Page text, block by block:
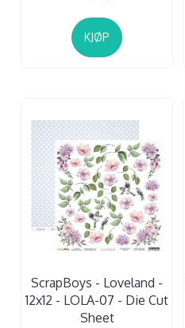
KJØP
ScrapBoys - Loveland -
12x12 - LOLA-07 - Die Cut
Sheet